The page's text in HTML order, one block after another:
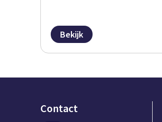
Bekijk
Contact